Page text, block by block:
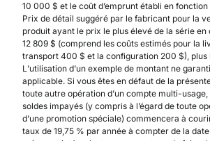
10 000 $ et le coût d’emprunt établi en fonction
Prix de détail suggéré par le fabricant pour la
produit ayant le prix le plus élevé de la série
12 809 $ (comprend les coûts estimés pour la
transport 400 $ et la configuration 200 $), plus
L’utilisation d’un exemple de montant ne
applicable. Si vous êtes en défaut de la
toute autre opération d’un compte multi-usage,
soldes impayés (y compris à l’égard de toute
d’une promotion spéciale) commencera à
taux de 19,75 % par année à compter de la